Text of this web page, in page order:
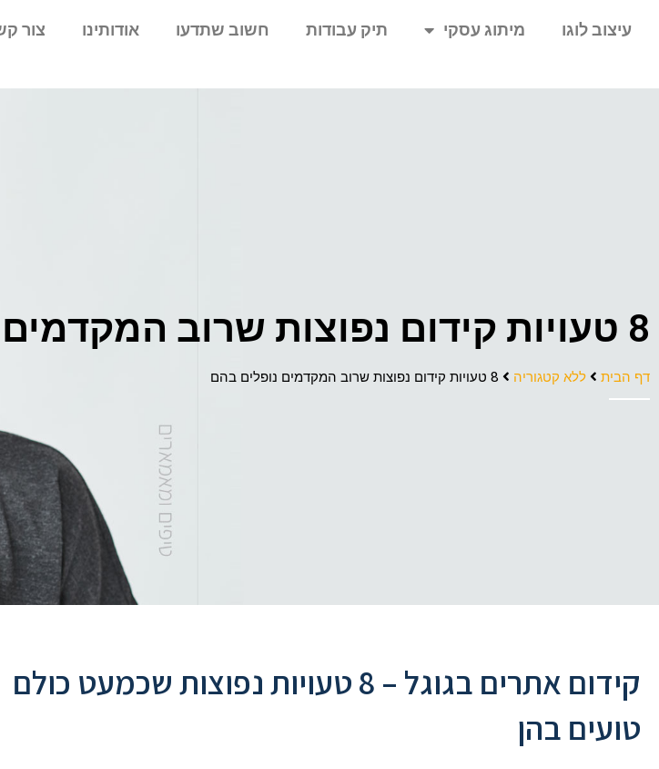
עיצוב לוגו מיתוג עסקי תיק עבודות חשוב שתדעו אודותינו צור
8 טעויות קידום נפוצות שרוב המקדמים נופלים בהם
דף הבית ללא קטגוריה 8 טעויות קידום נפוצות שרוב המקדמים נופלים בהם
קידום אתרים בגוגל – 8 טעויות נפוצות שכמעט כולם
טועים בהן